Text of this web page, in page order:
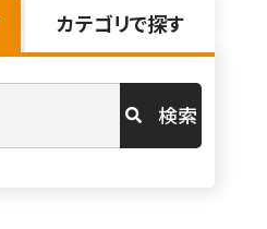
カテゴリで探す
検索